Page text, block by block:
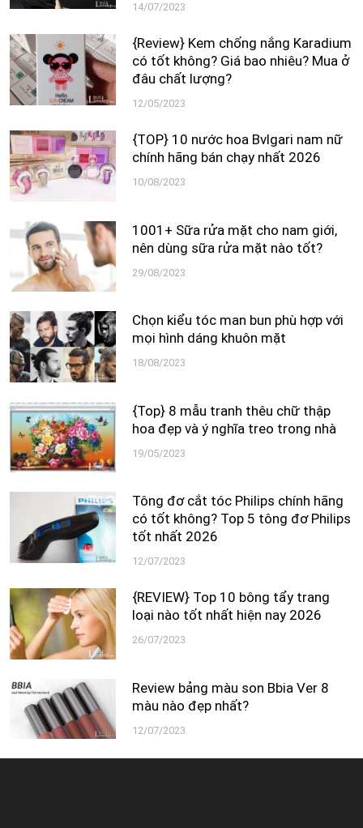
14/07/2023
{Review} Kem chống nắng Karadium
có tốt không? Giá bao nhiêu? Mua ở
đâu chất lượng?
12/05/2023
{TOP} 10 nước hoa Bvlgari nam nữ
chính hãng bán chạy nhất 2026
10/08/2023
1001+ Sữa rửa mặt cho nam giới,
nên dùng sữa rửa mặt nào tốt?
29/08/2023
Chọn kiểu tóc man bun phù hợp với
mọi hình dáng khuôn mặt
18/08/2023
{Top} 8 mẫu tranh thêu chữ thập
hoa đẹp và ý nghĩa treo trong nhà
19/05/2023
Tông đơ cắt tóc Philips chính hãng
có tốt không? Top 5 tông đơ Philips
tốt nhất 2026
12/07/2023
{REVIEW} Top 10 bông tẩy trang
loại nào tốt nhất hiện nay 2026
26/07/2023
Review bảng màu son Bbia Ver 8
màu nào đẹp nhất?
12/07/2023